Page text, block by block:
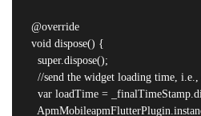
  @override
  void dispose() {
    super.dispose();
//send the widget loading time,
var loadTime =